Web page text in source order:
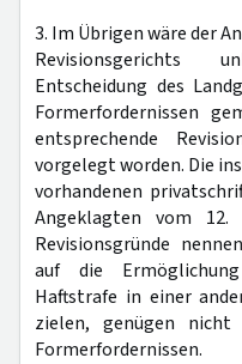
3. Im Übrigen wäre der
Revisionsgerichts
Entscheidung des
Formerfordernissen
entsprechende
vorgelegt worden. Die
vorhandenen
Angeklagten vom
Revisionsgründe
auf die
Haftstrafe in einer
zielen, genügen nicht
Formerfordernissen.